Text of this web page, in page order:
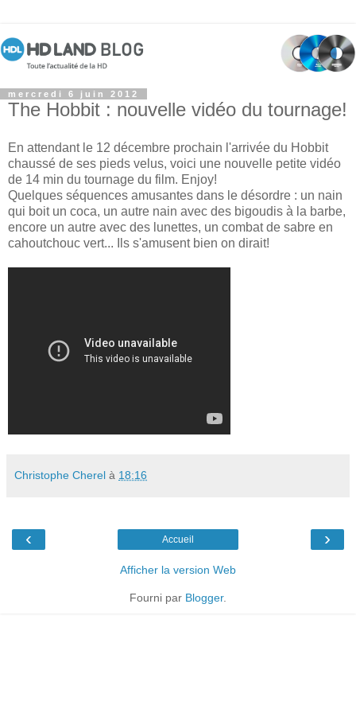
mercredi 6 juin 2012
The Hobbit : nouvelle vidéo du tournage!
En attendant le 12 décembre prochain l'arrivée du Hobbit
chaussé de ses pieds velus, voici une nouvelle petite vidéo
de 14 min du tournage du film. Enjoy!
Quelques séquences amusantes dans le désordre : un nain
qui boit un coca, un autre nain avec des bigoudis à la barbe,
encore un autre avec des lunettes, un combat de sabre en
cahoutchouc vert... Ils s'amusent bien on dirait!
Christophe Cherel à 18:16
‹ ›
Accueil
Afficher la version Web
Fourni par Blogger.